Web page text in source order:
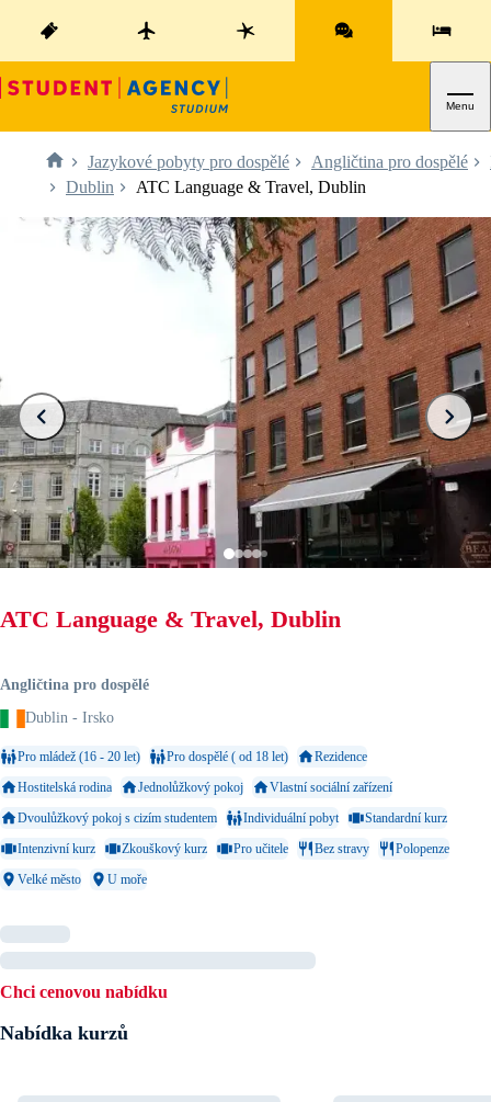
Menu
Jazykové pobyty pro dospělé Angličtina pro dospělé
Dublin
ATC Language & Travel, Dublin
ATC Language & Travel, Dublin
Angličtina pro dospělé
Dublin - Irsko
Pro mládež (16 - 20 let) Pro dospělé ( od 18 let)
Rezidence
Hostitelská rodina
Jednolůžkový pokoj
Vlastní sociální zařízení
Dvoulůžkový pokoj s cizím studentem
Individuální pobyt
Standardní kurz
Intenzivní kurz
Zkouškový kurz Pro učitele Bez stravy
Polopenze
Velké město
U moře
Chci cenovou nabídku
Nabídka kurzů